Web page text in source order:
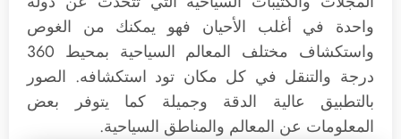
واحدة في أغلب الأحيان فهو يمكنك من الغوص
واستكشاف مختلف المعالم السياحية بمحيط 360
درجة والتنقل في كل مكان تود استكشافه. الصور
بالتطبيق عالية الدقة وجميلة كما يتوفر بعض
المعلومات عن المعالم والمناطق السياحية.